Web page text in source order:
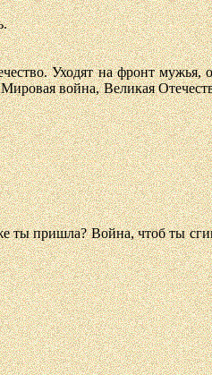
Уходят на фронт
война, Великая
пришла? Война, чтоб ты